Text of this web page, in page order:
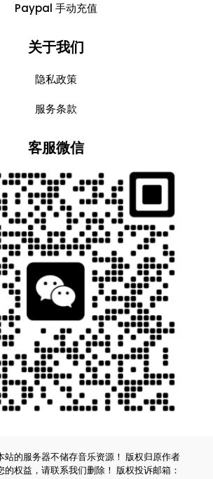
Paypal 手动充值
关于我们
隐私政策
服务条款
客服微信
站的服务器不储存音乐资源！ 版权归原作者
权益，请联系我们删除！ 版权投诉邮箱：